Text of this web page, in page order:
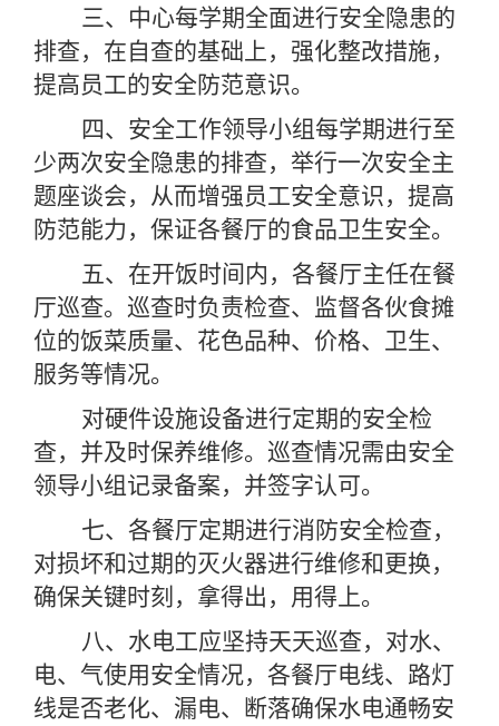
三、中心每学期全面进行安全隐患的
排查，在自查的基础上，强化整改措施，
提高员工的安全防范意识。
四、安全工作领导小组每学期进行至
少两次安全隐患的排查，举行一次安全主
题座谈会，从而增强员工安全意识，提高
防范能力，保证各餐厅的食品卫生安全。
五、在开饭时间内，各餐厅主任在餐
厅巡查。巡查时负责检查、监督各伙食摊
位的饭菜质量、花色品种、价格、卫生、
服务等情况。
对硬件设施设备进行定期的安全检
查，并及时保养维修。巡查情况需由安全
领导小组记录备案，并签字认可。
七、各餐厅定期进行消防安全检查，
对损坏和过期的灭火器进行维修和更换，
确保关键时刻，拿得出，用得上。
八、水电工应坚持天天巡查，对水、
电、气使用安全情况，各餐厅电线、路灯
线是否老化、漏电、断落确保水电通畅安